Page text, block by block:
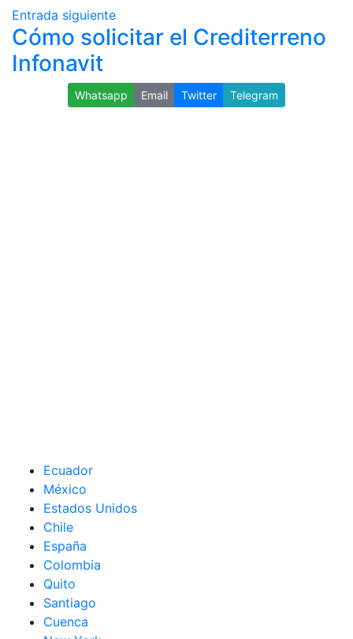
Entrada siguiente
Cómo solicitar el Crediterreno
Infonavit
Whatsapp Email Twitter Telegram
Ecuador
México
Estados Unidos
Chile
España
Colombia
Quito
Santiago
Cuenca